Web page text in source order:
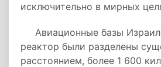
исключительно в мирных
Авиационные базы
реактор были разделены
расстоянием, более 1 600